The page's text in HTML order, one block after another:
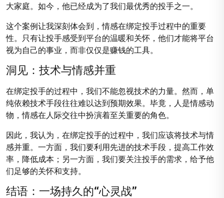
大家庭。如今，他已经成为了我们最优秀的投手之一。
这个案例让我深刻体会到，情感在绑定投手过程中的重要
性。只有让投手感受到平台的温暖和关怀，他们才能将平台
视为自己的事业，而非仅仅是赚钱的工具。
洞见：技术与情感并重
在绑定投手的过程中，我们不能忽视技术的力量。然而，单
纯依赖技术手段往往难以达到预期效果。毕竟，人是情感动
物，情感在人际交往中扮演着至关重要的角色。
因此，我认为，在绑定投手的过程中，我们应该将技术与情
感并重。一方面，我们要利用先进的技术手段，提高工作效
率，降低成本；另一方面，我们要关注投手的需求，给予他
们足够的关怀和支持。
结语：一场持久的“心灵战”